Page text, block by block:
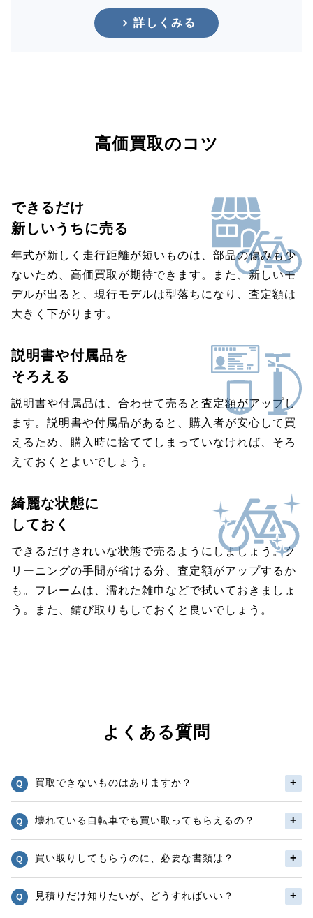
詳しくみる
高価買取のコツ
できるだけ
新しいうちに売る
年式が新しく走行距離が短いものは、部品の傷みも少
ないため、高価買取が期待できます。また、新しいモ
デルが出ると、現行モデルは型落ちになり、査定額は
大きく下がります。
説明書や付属品を
そろえる
説明書や付属品は、合わせて売ると査定額がアップし
ます。説明書や付属品があると、購入者が安心して買
えるため、購入時に捨ててしまっていなければ、そろ
えておくとよいでしょう。
綺麗な状態に
しておく
できるだけきれいな状態で売るようにしましょう。ク
リーニングの手間が省ける分、査定額がアップするか
も。フレームは、濡れた雑巾などで拭いておきましょ
う。また、錆び取りもしておくと良いでしょう。
よくある質問
買取できないものはありますか？
壊れている自転車でも買い取ってもらえるの？
買い取りしてもらうのに、必要な書類は？
見積りだけ知りたいが、どうすればいい？